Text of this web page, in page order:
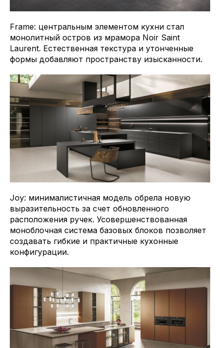
Frame: центральным элементом кухни стал
монолитный остров из мрамора Noir Saint
Laurent. Естественная текстура и утонченные
формы добавляют пространству изысканности.
Joy: минималистичная модель обрела новую
выразительность за счет обновленного
расположения ручек. Усовершенствованная
моноблочная система базовых блоков позволяет
создавать гибкие и практичные кухонные
конфигурации.